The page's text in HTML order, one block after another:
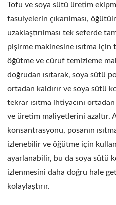
FASULYESI
SOYA
FASULYESI
ÖNCELIK
SOYA
Tofu ve soya sütü üretim
fasulyelerin çıkarılması,
uzaklaştırılması tek seferde
pişirme makinesine ısıtma için
öğütme ve cüruf temizleme
doğrudan ısıtarak, soya sütü
ortadan kaldırır ve soya sütü
tekrar ısıtma ihtiyacını
ve üretim maliyetlerini azaltır.
konsantrasyonu, posanın
izlenebilir ve öğütme için
ayarlanabilir, bu da soya sütü
izlenmesini daha doğru hale
kolaylaştırır.